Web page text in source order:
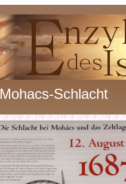
Mohacs-Schlacht